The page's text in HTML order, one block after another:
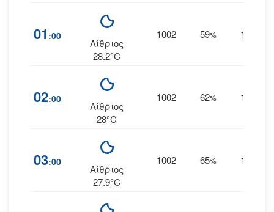
01 :00
Αίθριος
28.2°C
1002 59% 15
02:00
Αίθριος
28°C
1002 62% 14
03:00
Αίθριος
27.9°C
1002 65% 14